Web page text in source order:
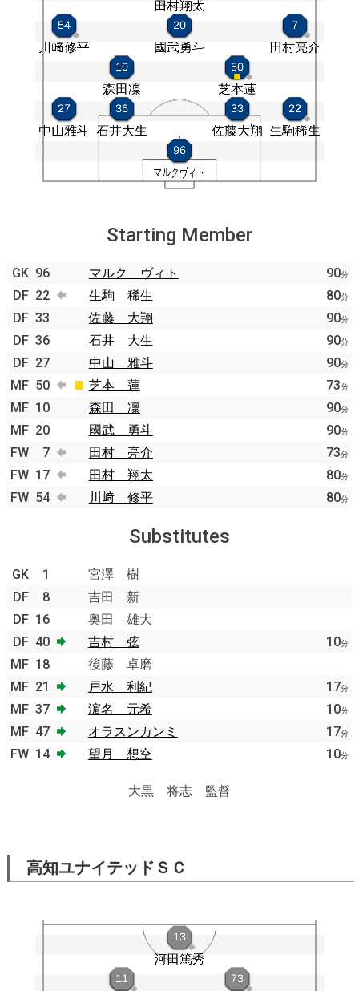
Starting Member
GK 96 マルク ヴィト 90分
DF 22 生駒 稀生 80分
DF 33 佐藤 大翔 90分
DF 36 石井 大生 90分
DF 27 中山 雅斗 90分
MF 50 芝本 蓮 73分
MF 10 森田 凜 90分
MF 20 國武 勇斗 90分
FW 7 田村 亮介 73分
FW 17 田村 翔太 80分
FW 54 川﨑 修平 80分
Substitutes
GK 1
宮澤 樹
DF
8
吉田 新
DF 16
奥田 雄大
DF 40 吉村 弦 10分
MF 18
後藤 卓磨
MF 21 戸水 利紀 17分
MF 37 濵名 元希 10分
MF 47 オラスンカンミ 17分
FW 14 望月 想空 10分
大黒 将志 監督
高知ユナイテッドＳＣ